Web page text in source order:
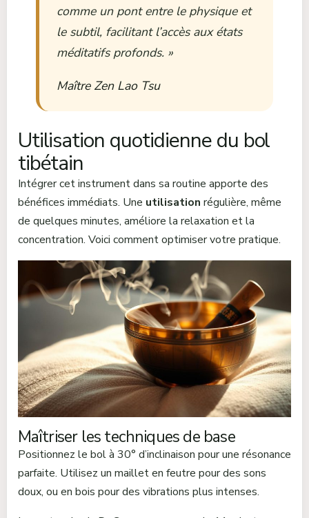
comme un pont entre le physique et
le subtil, facilitant l’accès aux états
méditatifs profonds. »
Maître Zen Lao Tsu
Utilisation quotidienne du bol
tibétain
Intégrer cet instrument dans sa routine apporte des
bénéfices immédiats. Une utilisation régulière, même
de quelques minutes, améliore la relaxation et la
concentration. Voici comment optimiser votre pratique.
Maîtriser les techniques de base
Positionnez le bol à 30° d’inclinaison pour une résonance
parfaite. Utilisez un maillet en feutre pour des sons
doux, ou en bois pour des vibrations plus intenses.